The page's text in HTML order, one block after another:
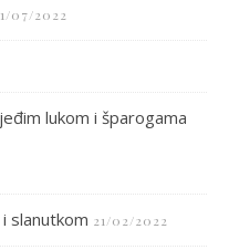
07/2022
lukom i šparogama
slanutkom 21/02/2022